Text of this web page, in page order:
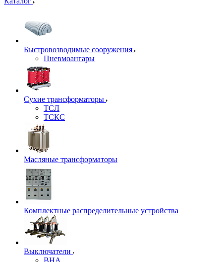
Быстровозводимые сооружения
Пневмоангары
Сухие трансформаторы
ТСЛ
ТСКС
Масляные трансформаторы
Комплектные распределительные устройства
Выключатели
ВНА